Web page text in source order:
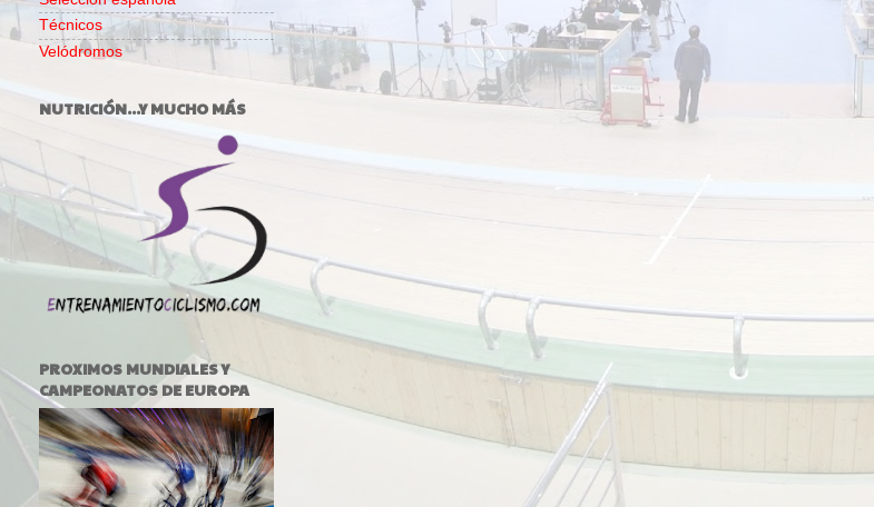
Técnicos
Velódromos
NUTRICIÓN...Y MUCHO MÁS
PROXIMOS MUNDIALES Y
CAMPEONATOS DE EUROPA